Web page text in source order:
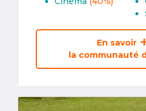
En savoir
la communauté